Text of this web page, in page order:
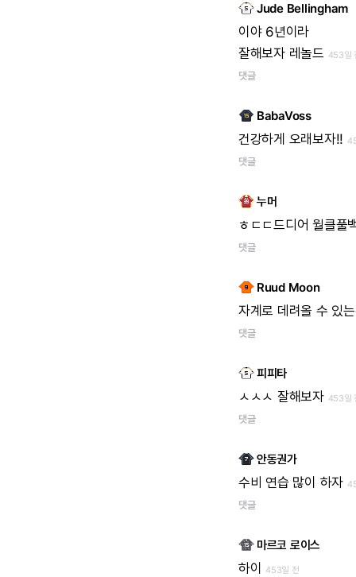
Jude Bellingham
이야 6년이라
잘해보자 레놀드 453일
댓글
BabaVoss
건강하게 오래보자!!
댓글
누머
ㅎㄷㄷ드디어 월클풀
댓글
Ruud Moon
자계로 데려올 수 있
댓글
피피타
ㅅㅅㅅ 잘해보자 453일
댓글
안동권가
수비 연습 많이 하자
댓글
마르코 로이스
하이 453일 전